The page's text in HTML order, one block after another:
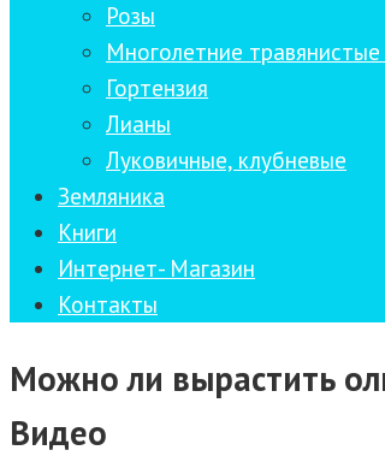
Розы
Многолетние травянистые
Гортензия
Лианы
Луковичные, клубневые
Земляника
Книги
Интернет- Магазин
Контакты
Можно ли вырастить
Видео